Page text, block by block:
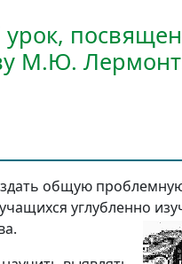
урок,
М.Ю.
общую
углубленно